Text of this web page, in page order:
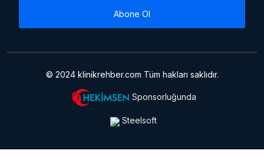
Abone Ol
© 2024 klinikrehber.com Tüm hakları saklıdır.
Sponsorluğunda
Steelsoft